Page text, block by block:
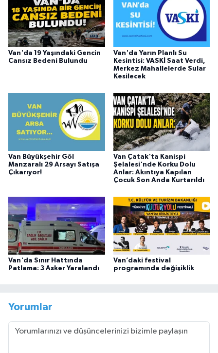
Van'da 19 Yaşındaki Gencin
Cansız Bedeni Bulundu
Van'da Yarın Planlı Su
Kesintisi: VASKİ Saat Verdi,
Merkez Mahallelerde Sular
Kesilecek
Van Büyükşehir Göl
Manzaralı 29 Arsayı Satışa
Çıkarıyor!
Van Çatak'ta Kanispi
Şelalesi'nde Korku Dolu
Anlar: Akıntıya Kapılan
Çocuk Son Anda Kurtarıldı
Van'da Sınır Hattında
Patlama: 3 Asker Yaralandı
Van’daki festival
programında değişiklik
Yorumlar